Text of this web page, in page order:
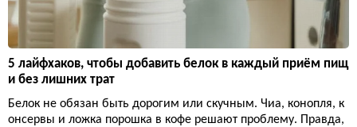
5 лайфхаков, чтобы добавить белок в каждый приём пищ
и без лишних трат
Белок не обязан быть дорогим или скучным. Чиа, конопля, к
онсервы и ложка порошка в кофе решают проблему. Правда,